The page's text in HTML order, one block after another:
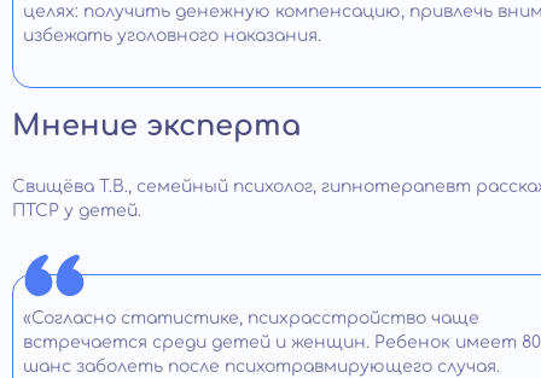
целях: получить денежную компенсацию, привлечь
избежать уголовного наказания.
Мнение эксперта
Свищёва Т.В., семейный психолог, гипнотерапевт
ПТСР у детей.
«Согласно статистике, психрасстройство чаще
встречается среди детей и женщин. Ребенок имеет
шанс заболеть после психотравмирующего случая.